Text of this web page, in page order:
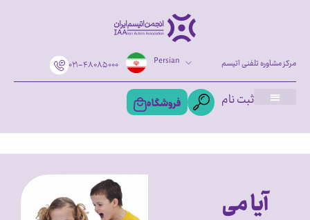
۰۲۱-۴۸۰۸۵۰۰۰ Persian مرکز مشاوره تلفنی اتیسم
ثبت نام فروشگاه
آیا می